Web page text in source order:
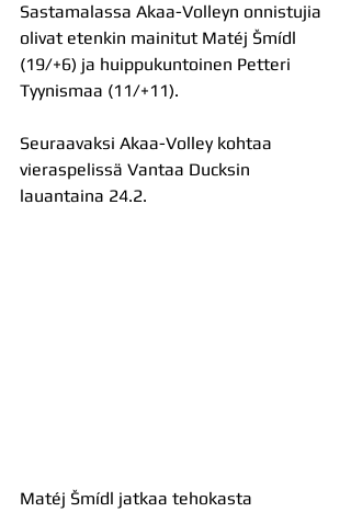
Sastamalassa Akaa-Volleyn onnistujia
olivat etenkin mainitut Matéj Šmídl
(19/+6) ja huippukuntoinen Petteri
Tyynismaa (11/+11).
Seuraavaksi Akaa-Volley kohtaa
vieraspelissä Vantaa Ducksin
lauantaina 24.2.
Matéj Šmídl jatkaa tehokasta